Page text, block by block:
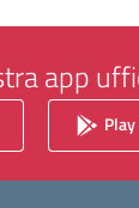
app